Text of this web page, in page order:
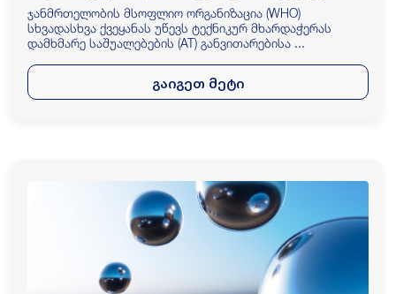
ჯანმრთელობის მსოფლიო ორგანიზაცია (WHO)
სხვადასხვა ქვეყანას უწევს ტექნიკურ მხარდაჭერას
დამხმარე საშუალებების (AT) განვითარებისა ...
გაიგეთ მეტი